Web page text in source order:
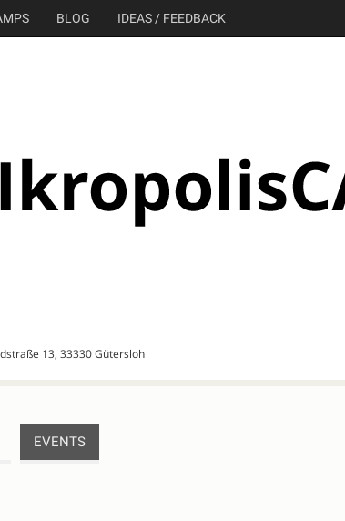
BLOG IDEAS / FEEDBACK
13, 33330 Gütersloh
EVENTS